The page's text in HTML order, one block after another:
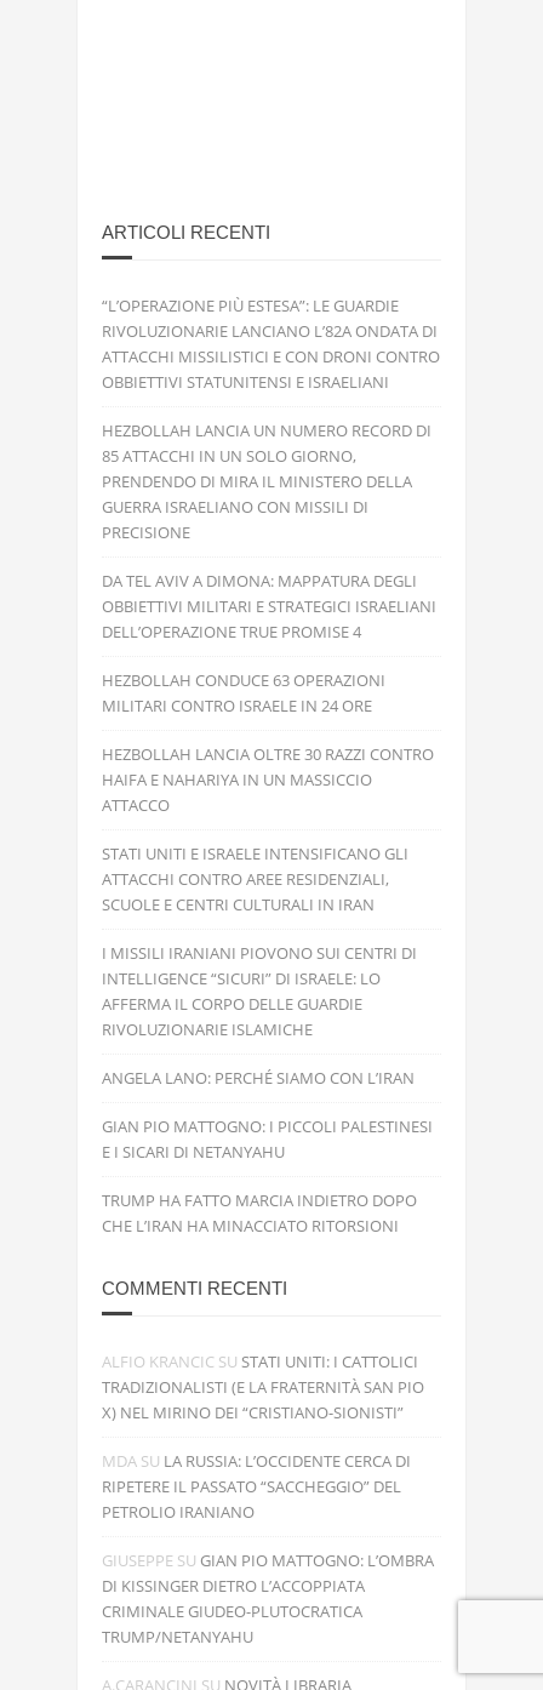
ARTICOLI RECENTI
“L’OPERAZIONE PIÙ ESTESA”: LE GUARDIE
RIVOLUZIONARIE LANCIANO L’82A ONDATA DI
ATTACCHI MISSILISTICI E CON DRONI CONTRO
OBBIETTIVI STATUNITENSI E ISRAELIANI
HEZBOLLAH LANCIA UN NUMERO RECORD DI
85 ATTACCHI IN UN SOLO GIORNO,
PRENDENDO DI MIRA IL MINISTERO DELLA
GUERRA ISRAELIANO CON MISSILI DI
PRECISIONE
DA TEL AVIV A DIMONA: MAPPATURA DEGLI
OBBIETTIVI MILITARI E STRATEGICI ISRAELIANI
DELL’OPERAZIONE TRUE PROMISE 4
HEZBOLLAH CONDUCE 63 OPERAZIONI
MILITARI CONTRO ISRAELE IN 24 ORE
HEZBOLLAH LANCIA OLTRE 30 RAZZI CONTRO
HAIFA E NAHARIYA IN UN MASSICCIO
ATTACCO
STATI UNITI E ISRAELE INTENSIFICANO GLI
ATTACCHI CONTRO AREE RESIDENZIALI,
SCUOLE E CENTRI CULTURALI IN IRAN
I MISSILI IRANIANI PIOVONO SUI CENTRI DI
INTELLIGENCE “SICURI” DI ISRAELE: LO
AFFERMA IL CORPO DELLE GUARDIE
RIVOLUZIONARIE ISLAMICHE
ANGELA LANO: PERCHÉ SIAMO CON L’IRAN
GIAN PIO MATTOGNO: I PICCOLI PALESTINESI
E I SICARI DI NETANYAHU
TRUMP HA FATTO MARCIA INDIETRO DOPO
CHE L’IRAN HA MINACCIATO RITORSIONI
COMMENTI RECENTI
ALFIO KRANCIC SU STATI UNITI: I CATTOLICI
TRADIZIONALISTI (E LA FRATERNITÀ SAN PIO
X) NEL MIRINO DEI “CRISTIANO-SIONISTI”
MDA SU LA RUSSIA: L’OCCIDENTE CERCA DI
RIPETERE IL PASSATO “SACCHEGGIO” DEL
PETROLIO IRANIANO
GIUSEPPE SU GIAN PIO MATTOGNO: L’OMBRA
DI KISSINGER DIETRO L’ACCOPPIATA
CRIMINALE GIUDEO-PLUTOCRATICA
TRUMP/NETANYAHU
A.CARANCINI SU NOVITÀ LIBRARIA